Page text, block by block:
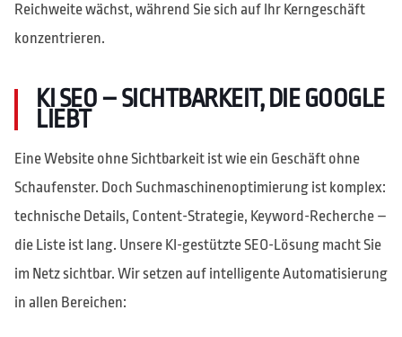
Reichweite wächst, während Sie sich auf Ihr Kerngeschäft
konzentrieren.
KI SEO – SICHTBARKEIT, DIE GOOGLE
LIEBT
Eine Website ohne Sichtbarkeit ist wie ein Geschäft ohne
Schaufenster. Doch Suchmaschinenoptimierung ist komplex:
technische Details, Content-Strategie, Keyword-Recherche –
die Liste ist lang. Unsere KI-gestützte SEO-Lösung macht Sie
im Netz sichtbar. Wir setzen auf intelligente Automatisierung
in allen Bereichen: